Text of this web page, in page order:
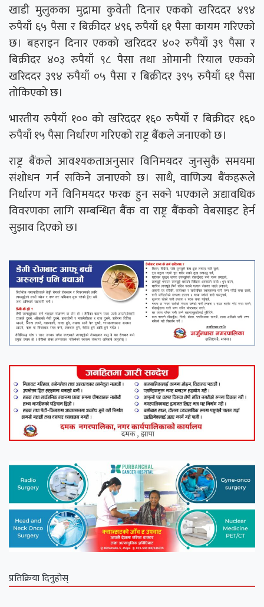
खाडी मुलुकका मुद्रामा कुवेती दिनार एकको खरिददर ४९४
रुपैयाँ ६५ पैसा र बिक्रीदर ४९६ रुपैयाँ ६१ पैसा कायम गरिएको
छ। बहराइन दिनार एकको खरिददर ४०२ रुपैयाँ ३९ पैसा र
बिक्रीदर ४०३ रुपैयाँ ९८ पैसा तथा ओमानी रियाल एकको
खरिददर ३९४ रुपैयाँ ०५ पैसा र बिक्रीदर ३९५ रुपैयाँ ६१ पैसा
तोकिएको छ।
भारतीय रुपैयाँ १०० को खरिददर १६० रुपैयाँ र बिक्रीदर १६०
रुपैयाँ १५ पैसा निर्धारण गरिएको राष्ट्र बैंकले जनाएको छ।
राष्ट्र बैंकले आवश्यकताअनुसार विनिमयदर जुनसुकै समयमा
संशोधन गर्न सकिने जनाएको छ। साथै, वाणिज्य बैंकहरूले
निर्धारण गर्ने विनिमयदर फरक हुन सक्ने भएकाले अद्यावधिक
विवरणका लागि सम्बन्धित बैंक वा राष्ट्र बैंकको वेबसाइट हेर्न
सुझाव दिएको छ।
प्रतिक्रिया दिनुहोस्